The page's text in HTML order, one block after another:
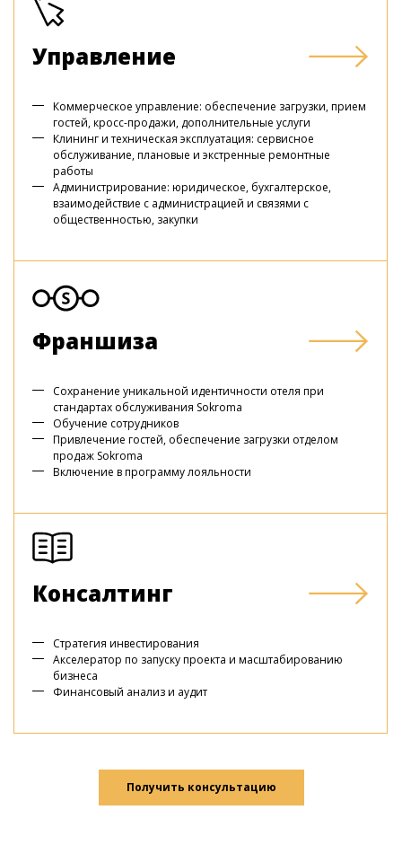
Управление
Коммерческое управление: обеспечение загрузки, прием
гостей, кросс-продажи, дополнительные услуги
Клининг и техническая эксплуатация: сервисное
обслуживание, плановые и экстренные ремонтные
работы
Администрирование: юридическое, бухгалтерское,
взаимодействие с администрацией и связями с
общественностью, закупки
Франшиза
Сохранение уникальной идентичности отеля при
стандартах обслуживания Sokroma
Обучение сотрудников
Привлечение гостей, обеспечение загрузки отделом
продаж Sokroma
Включение в программу лояльности
Консалтинг
Стратегия инвестирования
Акселератор по запуску проекта и масштабированию
бизнеса
Финансовый анализ и аудит
Получить консультацию